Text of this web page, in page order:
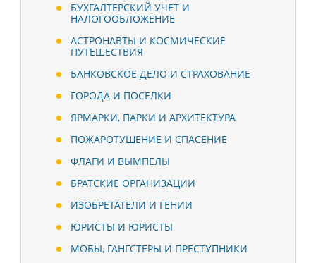
БУХГАЛТЕРСКИЙ УЧЕТ И
НАЛОГООБЛОЖЕНИЕ
АСТРОНАВТЫ И КОСМИЧЕСКИЕ
ПУТЕШЕСТВИЯ
БАНКОВСКОЕ ДЕЛО И СТРАХОВАНИЕ
ГОРОДА И ПОСЕЛКИ
ЯРМАРКИ, ПАРКИ И АРХИТЕКТУРА
ПОЖАРОТУШЕНИЕ И СПАСЕНИЕ
ФЛАГИ И ВЫМПЕЛЫ
БРАТСКИЕ ОРГАНИЗАЦИИ
ИЗОБРЕТАТЕЛИ И ГЕНИИ
ЮРИСТЫ И ЮРИСТЫ
МОБЫ, ГАНГСТЕРЫ И ПРЕСТУПНИКИ